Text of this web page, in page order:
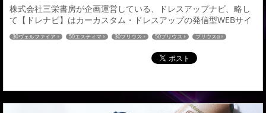
株式会社三栄書房が企画運営している、ドレスアップナビ、略し
て【ドレナビ】はカーカスタム・ドレスアップの発信型WEBサイ
ト。ドレナビにて「レザーキーケース」の記事が掲載されました
のでご紹介させていただきます。 国産高級皮革の姫路レザーを採
用 好みのカラーは組合せはなんと896種 →続きはこちら←ドレナ
ビ：アドミレイションの記事一覧はこちら≫
30ヴェルファイア 50エスティマ 30プリウス 50プリウス
プリウスα
CX-5 ドレナビ